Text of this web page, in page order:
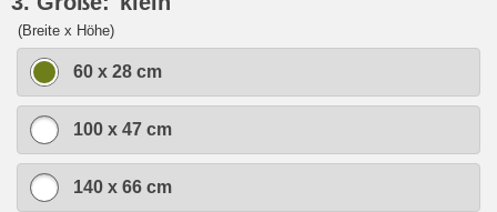
(Breite x Höhe)
60 x 28 cm
100 x 47 cm
140 x 66 cm